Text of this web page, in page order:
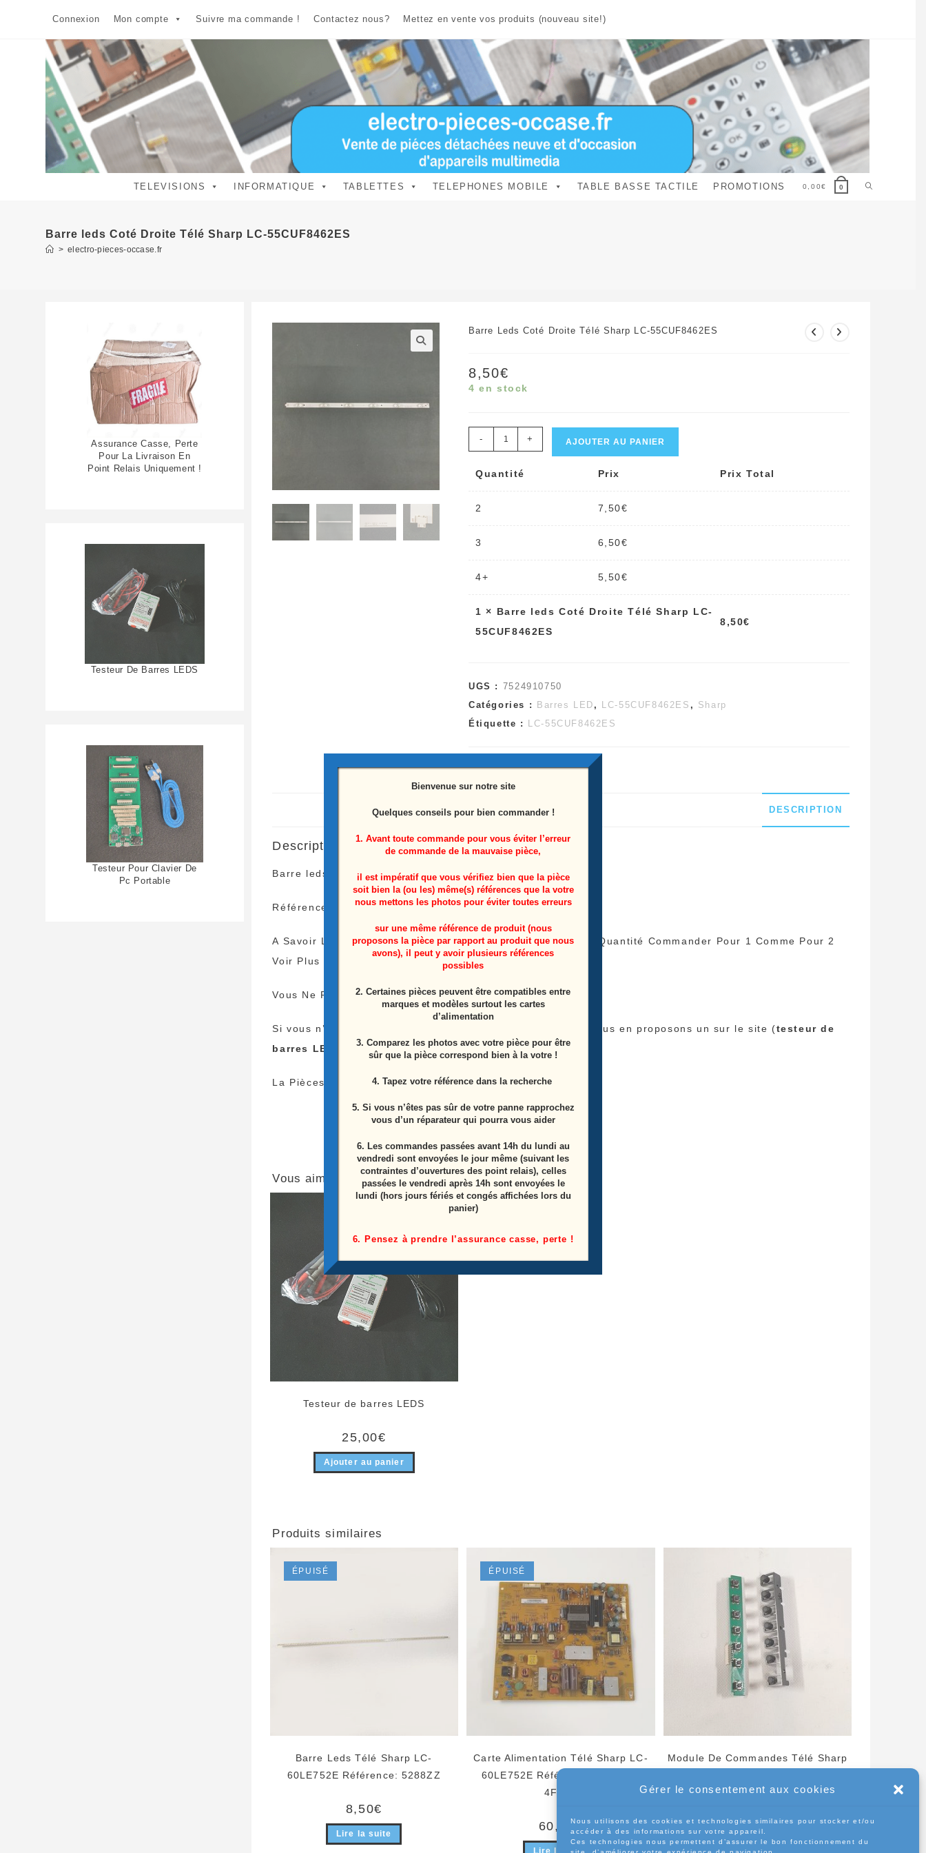
Gérer le consentement aux cookies
Nous utilisons des cookies et technologies similaires pour stocker et/ou
accéder à des informations sur votre appareil.
Ces technologies nous permettent d’assurer le bon fonctionnement du
Connexion Mon compte Suivre ma commande ! Contactez nous? Mettez en vente vos produits (nouveau site!)
TELEVISIONS INFORMATIQUE TABLETTES TELEPHONES MOBILE TABLE BASSE TACTILE PROMOTIONS 0,00€ 0 Toggle
Barre leds Coté Droite Télé Sharp LC-55CUF8462ES
> electro-pieces-occase.fr
Barre Leds Coté Droite Télé Sharp LC-55CUF8462ES
8,50€
4 en stock
quantité
Barre
Sharp
55CUF8462ES
- + AJOUTER AU PANIER
Quantité Prix Prix Total
2 7,50€
3 6,50€
4+ 5,50€
1 × Barre leds Coté Droite Télé Sharp LC-
55CUF8462ES
8,50€
UGS : 7524910750
Catégories :
Barres LED , LC-55CUF8462ES , Sharp
Étiquette :
LC-55CUF8462ES
DESCRIPTION
Description
Barre leds Coté Droite Télé Sharp LC-55CUF8462ES
Référence: CRH-P5530300612R675-REV1.5
A Savoir Le Tarif De Livraison Est Le Même Peu Importe La Quantité Commander Pour 1 Comme Pour 2
Voir Plus
Vous Ne Payer Qu’une Fois Les Frais De Livraison !
Si vous n’avez pas l’appareil pour tester vos Barres LEDS nous en proposons un sur le site (testeur de
barres LEDS
La Pièces Proviens D’une Télé Écran Casser
Vous aimerez peut-être aussi…
Testeur de barres LEDS
25,00€
Ajouter au panier
Produits similaires
ÉPUISÉ
Barre Leds Télé Sharp LC-
60LE752E Référence: 5288ZZ
8,50€
Lire la suite
ÉPUISÉ
Carte Alimentation Télé Sharp LC-
60LE752E Référence: FSP202-
4FS01
60,00€
Lire la suite
Module De Commandes Télé Sharp
Ajouter au panier
Assurance Casse, Perte
Pour La Livraison En
Point Relais Uniquement !
Testeur De Barres LEDS
Testeur Pour Clavier De
Pc Portable
Bienvenue sur notre site
Quelques conseils pour bien commander !
1. Avant toute commande pour vous éviter l’erreur
de commande de la mauvaise pièce,
il est impératif que vous vérifiez bien que la pièce
soit bien la (ou les) même(s) références que la votre
nous mettons les photos pour éviter toutes erreurs
sur une même référence de produit (nous
proposons la pièce par rapport au produit que nous
avons), il peut y avoir plusieurs références
possibles
2. Certaines pièces peuvent être compatibles entre
marques et modèles surtout les cartes
d’alimentation
3. Comparez les photos avec votre pièce pour être
sûr que la pièce correspond bien à la votre !
4. Tapez votre référence dans la recherche
5. Si vous n’êtes pas sûr de votre panne rapprochez
vous d’un réparateur qui pourra vous aider
6. Les commandes passées avant 14h du lundi au
vendredi sont envoyées le jour même (suivant les
contraintes d’ouvertures des point relais), celles
passées le vendredi après 14h sont envoyées le
lundi (hors jours fériés et congés affichées lors du
panier)
6. Pensez à prendre l’assurance casse, perte !